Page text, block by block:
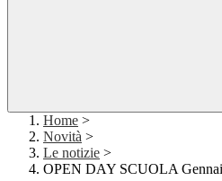
Home >
Novità >
Le notizie >
OPEN DAY SCUOLA